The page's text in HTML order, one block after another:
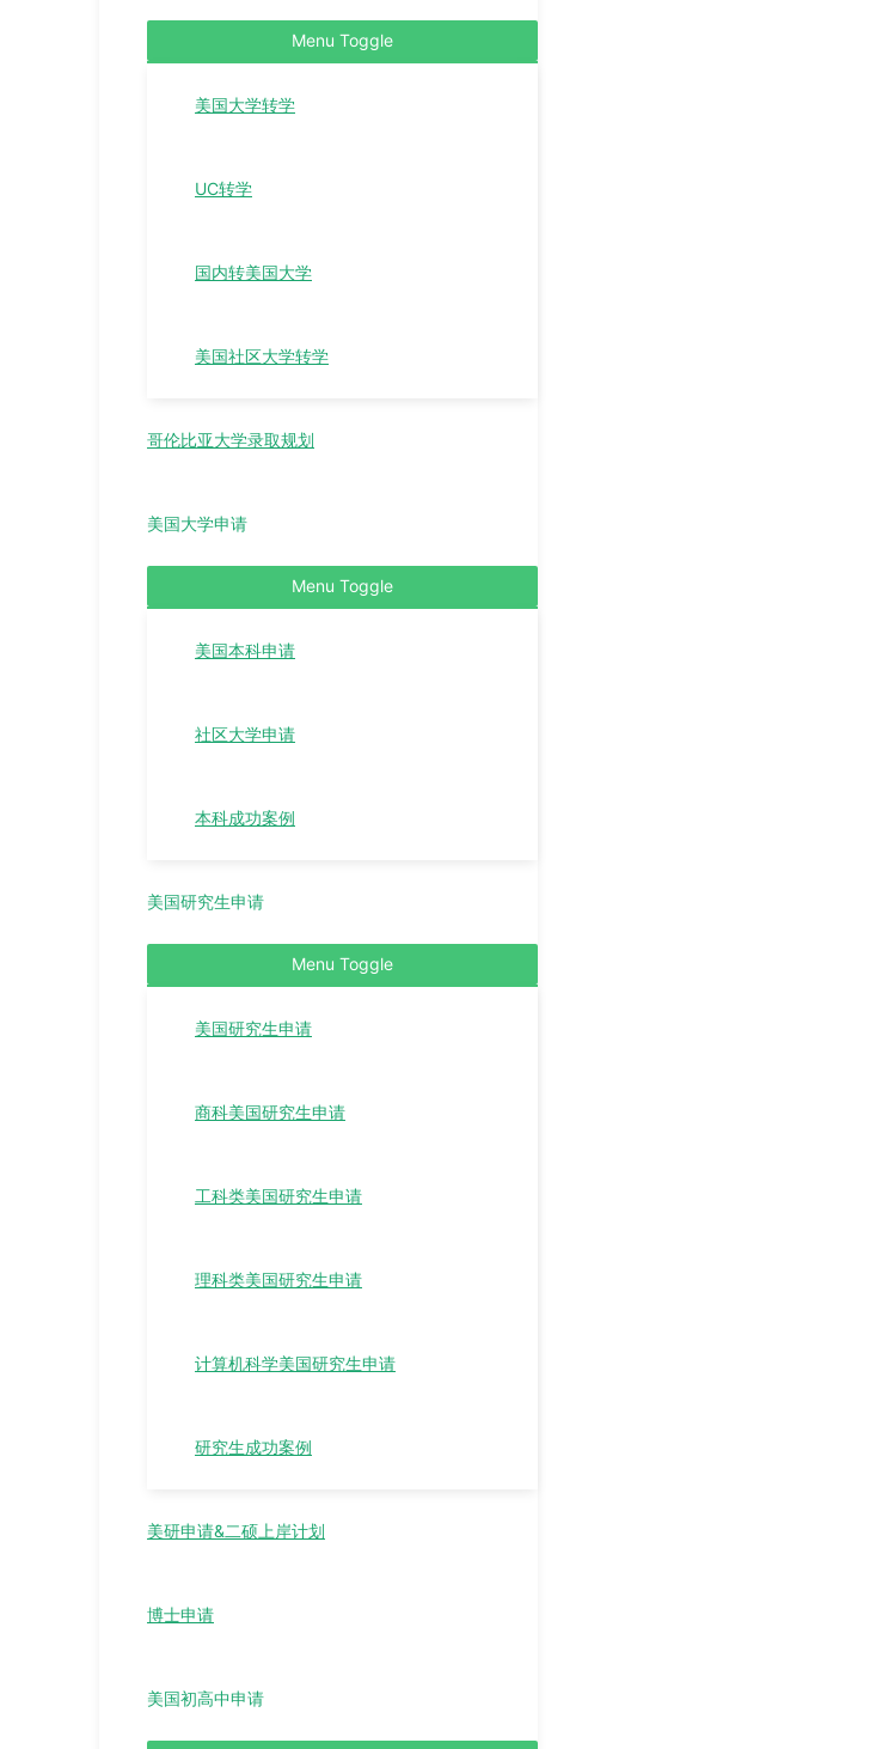
Menu Toggle
美国大学转学
UC转学
国内转美国大学
美国社区大学转学
哥伦比亚大学录取规划
美国大学申请
Menu Toggle
美国本科申请
社区大学申请
本科成功案例
美国研究生申请
Menu Toggle
美国研究生申请
商科美国研究生申请
工科类美国研究生申请
理科类美国研究生申请
计算机科学美国研究生申请
研究生成功案例
美研申请&二硕上岸计划
博士申请
美国初高中申请